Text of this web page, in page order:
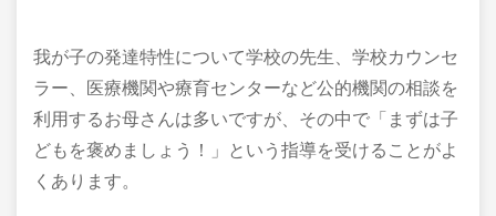
我が子の発達特性について学校の先生、学校カウンセ
ラー、医療機関や療育センターなど公的機関の相談を
利用するお母さんは多いですが、その中で「まずは子
どもを褒めましょう！」という指導を受けることがよ
くあります。